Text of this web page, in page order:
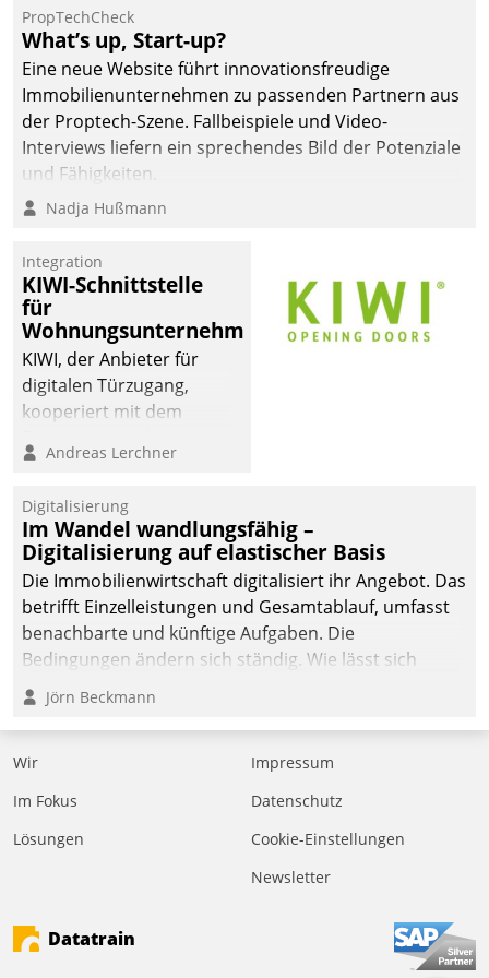
Datatrain ermöglicht
automatisiert ausgelöste,
zielgerichtete
Mieterbefragungen – eine
starke Grundlage für
intelligente,
Entscheidungen.
PropTechCheck
What’s up, Start-up?
Eine neue Website führt innovationsfreudige
Immobilienunternehmen zu passenden Partnern aus
der Proptech-Szene. Fallbeispiele und Video-
Interviews liefern ein sprechendes Bild der Potenziale
und Fähigkeiten.
Nadja Hußmann
Integration
KIWI-Schnittstelle
für
Wohnungsunternehmen
KIWI, der Anbieter für
digitalen Türzugang,
kooperiert mit dem
Softwareentwicklungshaus
Andreas Lerchner
Digitalisierung
Im Wandel wandlungsfähig –
Digitalisierung auf elastischer Basis
Die Immobilienwirtschaft digitalisiert ihr Angebot. Das
betrifft Einzelleistungen und Gesamtablauf, umfasst
benachbarte und künftige Aufgaben. Die
Bedingungen ändern sich ständig. Wie lässt sich
technisch die Kontrolle wahren und zugleich Freiraum
fürs Wachsen öffnen?
Jörn Beckmann
Wir
Im Fokus
Lösungen
Impressum
Datenschutz
Cookie-Einstellungen
Newsletter
Datatrain